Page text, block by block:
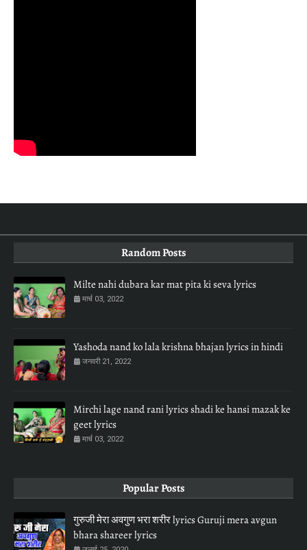
Random Posts
Milte nahi dubara kar mat pita ki seva lyrics
मार्च 03, 2022
Yashoda nand ko lala krishna bhajan lyrics in hindi
जनवरी 21, 2022
Mirchi lage nand rani lyrics shadi ke hansi mazak ke
geet lyrics
मार्च 03, 2022
Popular Posts
गुरुजी मेरा अवगुण भरा शरीर lyrics Guruji mera avgun
bhara shareer lyrics